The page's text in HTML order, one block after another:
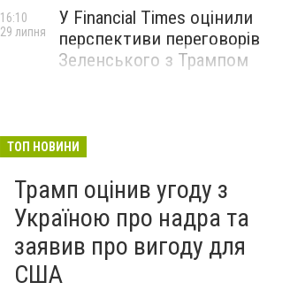
У Financial Times оцінили
перспективи переговорів
Зеленського з Трампом
16:10
29 липня
ТОП НОВИНИ
Трамп оцінив угоду з
Україною про надра та
заявив про вигоду для
США